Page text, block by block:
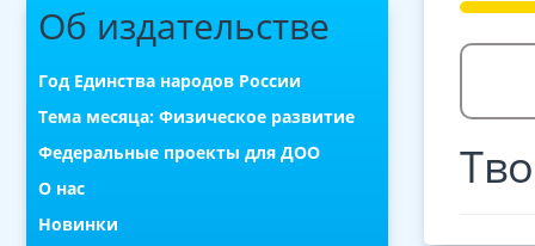
Об издательстве
Год Единства народов России
Тема месяца: Физическое развитие
Федеральные проекты для ДОО
О нас
Новинки